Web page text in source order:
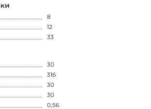
8
12
33
30
316
30
30
0,56